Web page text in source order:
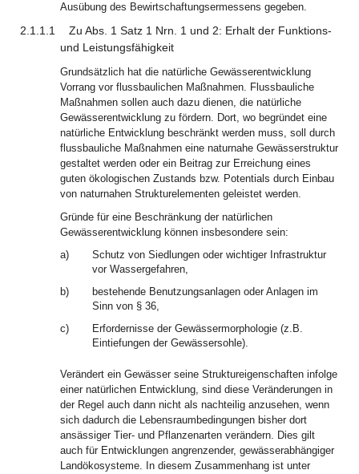
Ausübung des Bewirtschaftungsermessens gegeben.
2.1.1.1
Zu Abs. 1 Satz 1 Nrn. 1 und 2: Erhalt der Funktions-
und Leistungsfähigkeit
Grundsätzlich hat die natürliche Gewässerentwicklung
Vorrang vor flussbaulichen Maßnahmen. Flussbauliche
Maßnahmen sollen auch dazu dienen, die natürliche
Gewässerentwicklung zu fördern. Dort, wo begründet eine
natürliche Entwicklung beschränkt werden muss, soll durch
flussbauliche Maßnahmen eine naturnahe Gewässerstruktur
gestaltet werden oder ein Beitrag zur Erreichung eines
guten ökologischen Zustands bzw. Potentials durch Einbau
von naturnahen Strukturelementen geleistet werden.
Gründe für eine Beschränkung der natürlichen
Gewässerentwicklung können insbesondere sein:
a)
Schutz von Siedlungen oder wichtiger Infrastruktur
vor Wassergefahren,
b)
bestehende Benutzungsanlagen oder Anlagen im
Sinn von § 36,
c)
Erfordernisse der Gewässermorphologie (z.B.
Eintiefungen der Gewässersohle).
Verändert ein Gewässer seine Struktureigenschaften infolge
einer natürlichen Entwicklung, sind diese Veränderungen in
der Regel auch dann nicht als nachteilig anzusehen, wenn
sich dadurch die Lebensraumbedingungen bisher dort
ansässiger Tier- und Pflanzenarten verändern. Dies gilt
auch für Entwicklungen angrenzender, gewässerabhängiger
Landökosysteme. In diesem Zusammenhang ist unter